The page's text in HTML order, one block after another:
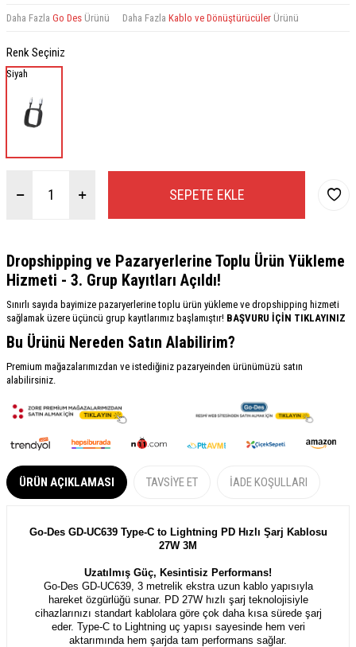
Daha Fazla Go Des Ürünü Daha Fazla Kablo ve Dönüştürücüler Ürünü
Renk Seçiniz
Siyah
SEPETE EKLE
Dropshipping ve Pazaryerlerine Toplu Ürün Yükleme
Hizmeti - 3. Grup Kayıtları Açıldı!
Sınırlı sayıda bayimize pazaryerlerine toplu ürün yükleme ve dropshipping hizmeti
sağlamak üzere üçüncü grup kayıtlarımız başlamıştır! BAŞVURU İÇİN TIKLAYINIZ
Bu Ürünü Nereden Satın Alabilirim?
Premium mağazalarımızdan ve istediğiniz pazaryeinden ürünümüzü satın
alabilirsiniz.
ÜRÜN AÇIKLAMASI TAVSIYE ET İADE KOŞULLARI
Go-Des GD-UC639 Type-C to Lightning PD Hızlı Şarj Kablosu
27W 3M
Uzatılmış Güç, Kesintisiz Performans!
Go-Des GD-UC639, 3 metrelik ekstra uzun kablo yapısıyla
hareket özgürlüğü sunar. PD 27W hızlı şarj teknolojisiyle
cihazlarınızı standart kablolara göre çok daha kısa sürede şarj
eder. Type-C to Lightning uç yapısı sayesinde hem veri
aktarımında hem şarjda tam performans sağlar.